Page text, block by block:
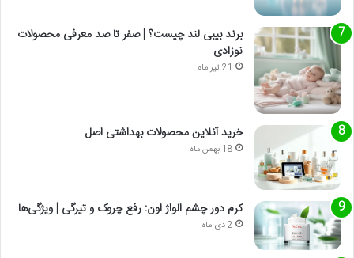
برند بیبی لند چیست؟ | صفر تا صد معرفی محصولات
نوزادی
21 تیر ماه
خرید آنلاین محصولات بهداشتی اصل
18 بهمن ماه
کرم دور چشم الواژ اون: رفع چروک و تیرگی | ویژگی‌ها
2 دی ماه